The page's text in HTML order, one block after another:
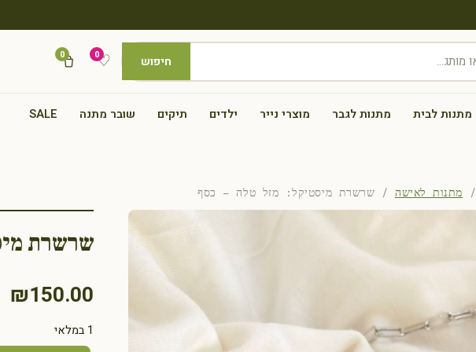
חיפוש ♡
0
0
מתנות לבית מתנות לגבר מוצרי נייר ילדים תיקים שובר מתנה SALE
/ מתנות לאישה/ שרשרת מיסטיקל: מזל טלה – כסף
שרשרת
₪150.00
1 במלאי